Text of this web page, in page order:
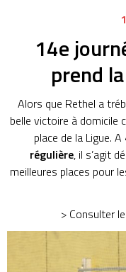
14e
prend
Alors que Rethel a
belle victoire à domicile
place de la Ligue. A
régulière, il s’agit
meilleures places pour
> Consulter